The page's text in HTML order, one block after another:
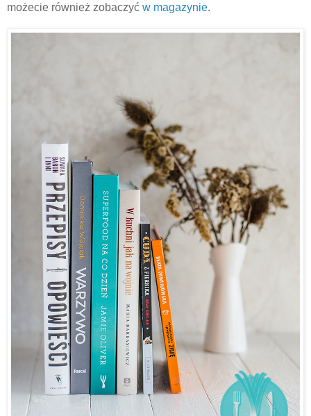
możecie również zobaczyć w magazynie.